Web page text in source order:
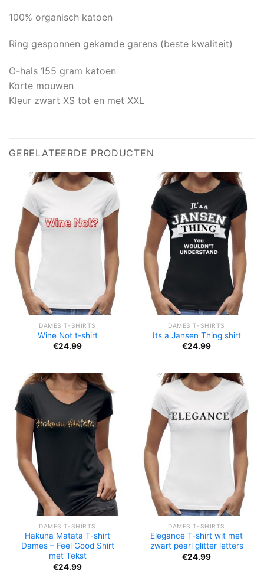
100% organisch katoen
Ring gesponnen gekamde garens (beste kwaliteit)
O-hals 155 gram katoen
Korte mouwen
Kleur zwart XS tot en met XXL
GERELATEERDE PRODUCTEN
DAMES T-SHIRTS
Wine Not t-shirt
€24.99
DAMES T-SHIRTS
Its a Jansen Thing shirt
€24.99
DAMES T-SHIRTS
Hakuna Matata T-shirt
Dames – Feel Good Shirt
met Tekst
€24.99
DAMES T-SHIRTS
Elegance T-shirt wit met
zwart pearl glitter letters
€24.99